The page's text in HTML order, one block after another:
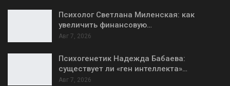
Психолог Светлана Миленская: как
увеличить финансовую…
Авг 7, 2026
Психогенетик Надежда Бабаева:
существует ли «ген интеллекта»…
Авг 7, 2026